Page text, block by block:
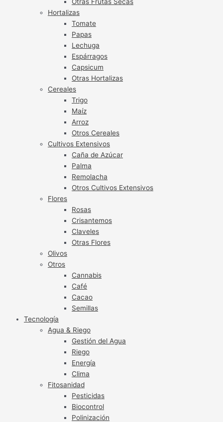
Hortalizas
Tomate
Papas
Lechuga
Espárragos
Capsicum
Otras Hortalizas
Cereales
Trigo
Maíz
Arroz
Otros Cereales
Cultivos Extensivos
Caña de Azúcar
Palma
Remolacha
Otros Cultivos Extensivos
Flores
Rosas
Crisantemos
Claveles
Otras Flores
Olivos
Otros
Cannabis
Café
Cacao
Semillas
Tecnología
Agua & Riego
Gestión del Agua
Riego
Energía
Clima
Fitosanidad
Pesticidas
Biocontrol
Polinización